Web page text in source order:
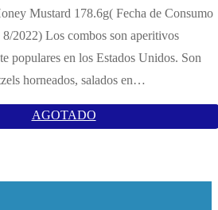
Mustard 178.6g( Fecha de Consumo
8/2022) Los combos son aperitivos
populares en los Estados Unidos. Son
horneados, salados en…
AGOTADO